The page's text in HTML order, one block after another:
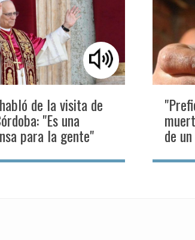
de la visita de
"Es una
para la gente" de